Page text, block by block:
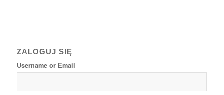
ZALOGUJ SIĘ
Username or Email